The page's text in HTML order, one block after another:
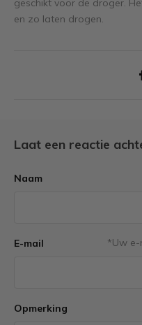
geschikt voor de droger.
en zo laten drogen.
Laat een reactie
Naam
E-mail *Uw
Opmerking